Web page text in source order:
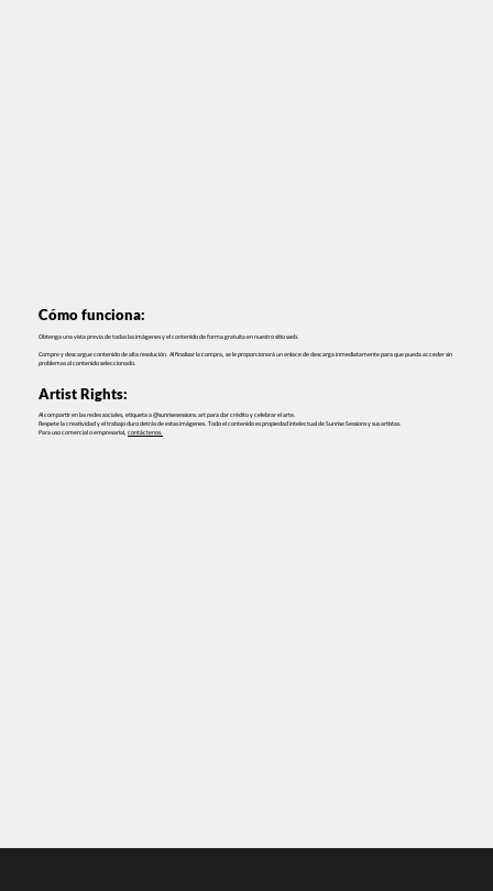
Cómo funciona:
Obtenga una vista previa de todas las imágenes y el contenido de forma gratuita en nuestro sitio web.
Compre y descargue contenido de alta resolución. Al finalizar la compra, se le proporcionará un enlace de descarga inmediatamente para que pueda acceder sin
problemas al contenido seleccionado.
Artist Rights:
Al compartir en las redes sociales, etiqueta a @sunrisesessions.art para dar crédito y celebrar el arte.
Respete la creatividad y el trabajo duro detrás de estas imágenes. Todo el contenido es propiedad intelectual de Sunrise Sessions y sus artistas.
Para uso comercial o empresarial,contáctenos.